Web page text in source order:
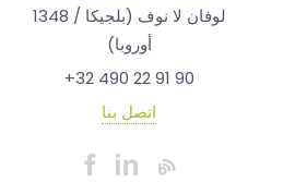
1348 لوفان لا نوف (بلجيكا /
أوروبا)
+32 490 22 91 90
اتصل بنا